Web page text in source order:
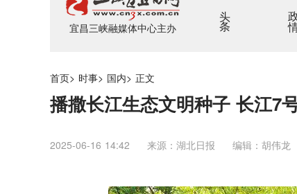
宜昌三峡融媒体中心主办
头条 政
首页> 时事> 国内> 正文
播撒长江生态文明种子 长江7
2025-06-16 14:42 来源：湖北日报 编辑：胡伟龙